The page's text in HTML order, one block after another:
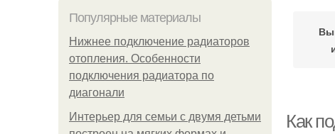
Популярные материалы
Нижнее подключение радиаторов
отопления. Особенности
подключения радиатора по
диагонали
Интерьер для семьи с двумя детьми
Как